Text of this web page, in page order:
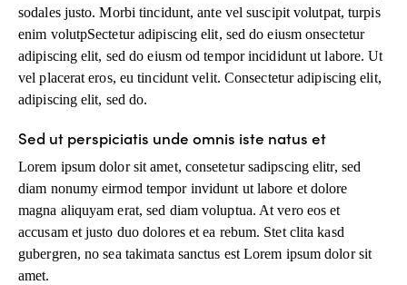
sodales justo. Morbi tincidunt, ante vel suscipit volutpat, turpis
enim volutpSectetur adipiscing elit, sed do eiusm onsectetur
adipiscing elit, sed do eiusm od tempor incididunt ut labore. Ut
vel placerat eros, eu tincidunt velit. Consectetur adipiscing elit,
adipiscing elit, sed do.
Sed ut perspiciatis unde omnis iste natus et
Lorem ipsum dolor sit amet, consetetur sadipscing elitr, sed
diam nonumy eirmod tempor invidunt ut labore et dolore
magna aliquyam erat, sed diam voluptua. At vero eos et
accusam et justo duo dolores et ea rebum. Stet clita kasd
gubergren, no sea takimata sanctus est Lorem ipsum dolor sit
amet.